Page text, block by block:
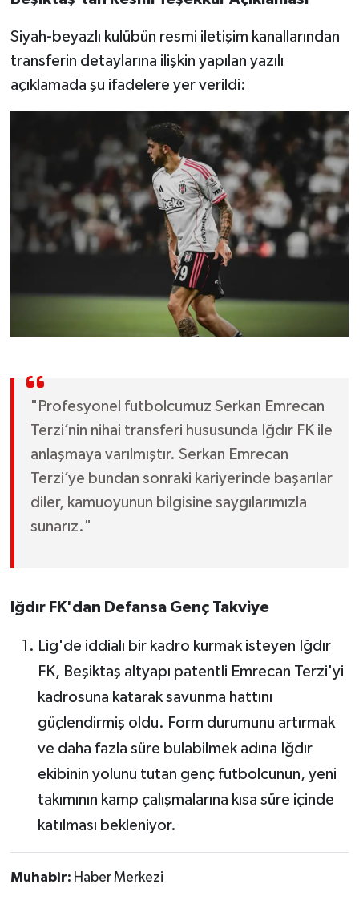
Siyah-beyazlı kulübün resmi iletişim kanallarından
transferin detaylarına ilişkin yapılan yazılı
açıklamada şu ifadelere yer verildi:
"Profesyonel futbolcumuz Serkan Emrecan
Terzi’nin nihai transferi hususunda Iğdır FK ile
anlaşmaya varılmıştır. Serkan Emrecan
Terzi’ye bundan sonraki kariyerinde başarılar
diler, kamuoyunun bilgisine saygılarımızla
sunarız."
Iğdır FK'dan Defansa Genç Takviye
Lig'de iddialı bir kadro kurmak isteyen Iğdır
FK, Beşiktaş altyapı patentli Emrecan Terzi'yi
kadrosuna katarak savunma hattını
güçlendirmiş oldu. Form durumunu artırmak
ve daha fazla süre bulabilmek adına Iğdır
ekibinin yolunu tutan genç futbolcunun, yeni
takımının kamp çalışmalarına kısa süre içinde
katılması bekleniyor.
Muhabir: Haber Merkezi
Manyas
OTOMOTİV
Resmi İlanlar
SAĞLIK
Savaştepe
SEYAHAT
SİYASET
Sındırgı
SPOR
SÜRMANŞET
Susurluk
TÜRKİYE
YAŞAM